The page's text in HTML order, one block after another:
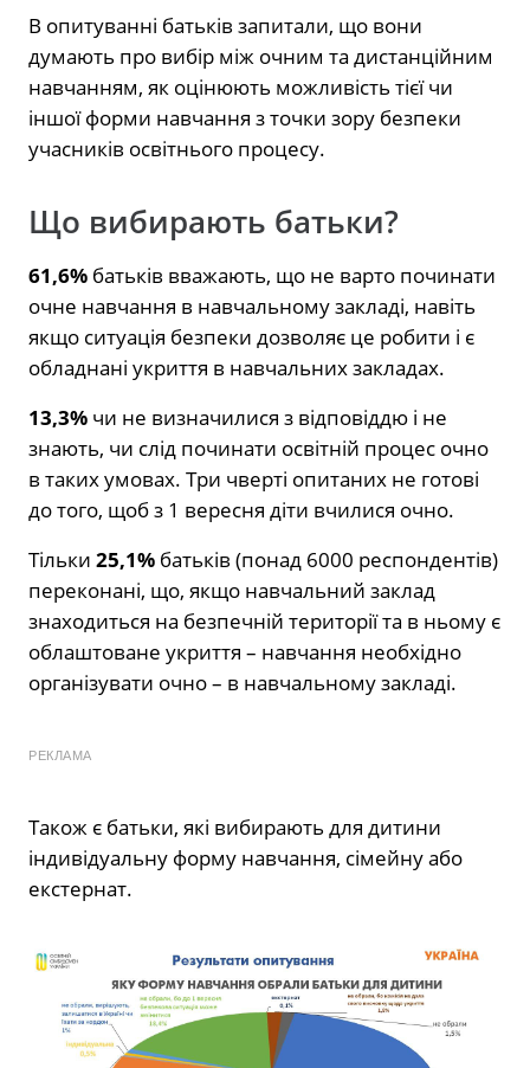
В опитуванні батьків запитали, що вони
думають про вибір між очним та дистанційним
навчанням, як оцінюють можливість тієї чи
іншої форми навчання з точки зору безпеки
учасників освітнього процесу.
Що вибирають батьки?
61,6% батьків вважають, що не варто починати
очне навчання в навчальному закладі, навіть
якщо ситуація безпеки дозволяє це робити і є
обладнані укриття в навчальних закладах.
13,3% чи не визначилися з відповіддю і не
знають, чи слід починати освітній процес очно
в таких умовах. Три чверті опитаних не готові
до того, щоб з 1 вересня діти вчилися очно.
Тільки 25,1% батьків (понад 6000 респондентів)
переконані, що, якщо навчальний заклад
знаходиться на безпечній території та в ньому є
облаштоване укриття – навчання необхідно
організувати очно – в навчальному закладі.
РЕКЛАМА
Також є батьки, які вибирають для дитини
індивідуальну форму навчання, сімейну або
екстернат.